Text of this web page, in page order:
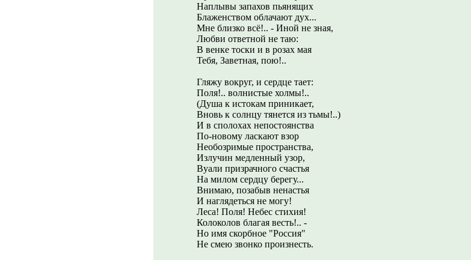
Наплывы запахов пьянящих
Блаженством облачают дух...
Мне близко всё!.. - Иной не зная,
Любви ответной не таю:
В венке тоски и в розах мая
Тебя, Заветная, пою!..
Гляжу вокруг, и сердце тает:
Поля!.. волнистые холмы!..
(Душа к истокам приникает,
Вновь к солнцу тянется из тьмы!..)
И в сполохах непостоянства
По-новому ласкают взор
Необозримые пространства,
Излучин медленный узор,
Вуали призрачного счастья
На милом сердцу берегу...
Внимаю, позабыв ненастья
И наглядеться не могу!
Леса! Поля! Небес стихия!
Колоколов благая весть!.. -
Но имя скорбное "Россия"
Не смею звонко произнесть.